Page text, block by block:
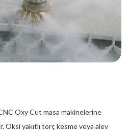
Oxy Cut masa makinelerine
Oksi yakıtlı torç kesme veya alev